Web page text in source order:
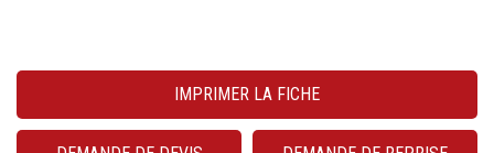
IMPRIMER LA FICHE